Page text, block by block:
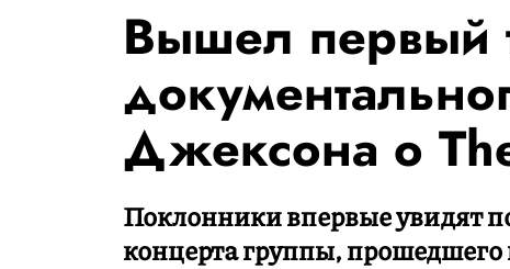
Вышел первый
Джексона о
Поклонники впервые увидят
концерта группы, прошедшего